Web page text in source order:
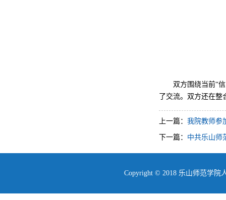
双方围绕当前“
了交流。双方还在
上一篇： 我院教师参
下一篇： 中共乐山师
Copyright © 2018 乐山师范学院